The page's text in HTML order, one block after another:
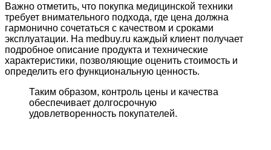
Важно отметить, что покупка медицинской техники
требует внимательного подхода, где цена должна
гармонично сочетаться с качеством и сроками
эксплуатации. На medbuy.ru каждый клиент получает
подробное описание продукта и технические
характеристики, позволяющие оценить стоимость и
определить его функциональную ценность.
Таким образом, контроль цены и качества
обеспечивает долгосрочную
удовлетворенность покупателей.